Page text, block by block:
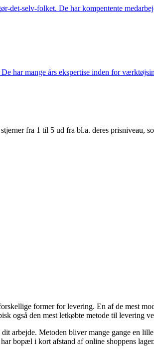
selv-folket. De har kompentente
har mange års ekspertise inden for
fra 1 til 5 ud fra bl.a. deres prisniveau,
former for levering. En af de mest
også den mest letkøbte metode til
arbejde. Metoden bliver mange gange en
bopæl i kort afstand af online shoppens lager.